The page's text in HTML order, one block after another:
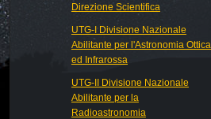
Direzione Scientifica
UTG-I Divisione Nazionale
Abilitante per l'Astronomia Ottica
ed Infrarossa
UTG-II Divisione Nazionale
Abilitante per la
Radioastronomia